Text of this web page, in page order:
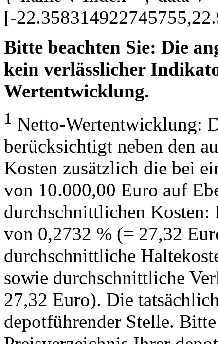
[-
Bitte beachten Sie: Die
kein verlässlicher
Wertentwicklung.
1 Netto-Wertentwicklung:
berücksichtigt neben den
Kosten zusätzlich die bei
von 10.000,00 Euro auf
durchschnittlichen
von 0,2732 % (= 27,32
durchschnittliche
sowie durchschnittliche
27,32 Euro). Die
depotführender Stelle.